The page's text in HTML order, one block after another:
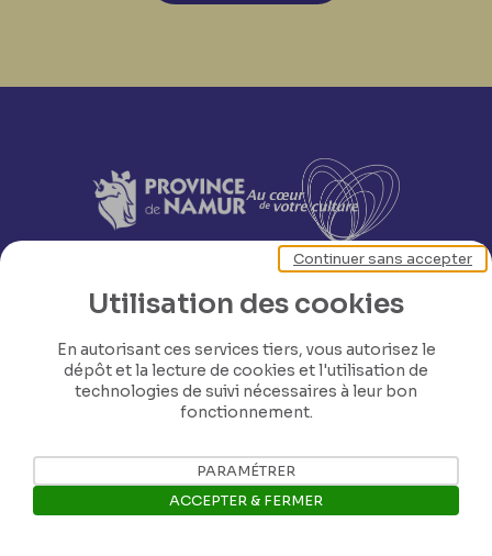
Nos coordonnées
Utilisation des cookies
En autorisant ces services tiers, vous autorisez le
dépôt et la lecture de cookies et l'utilisation de
technologies de suivi nécessaires à leur bon
fonctionnement.
Continuer sans accepter
PARAMÉTRER
ACCEPTER & FERMER